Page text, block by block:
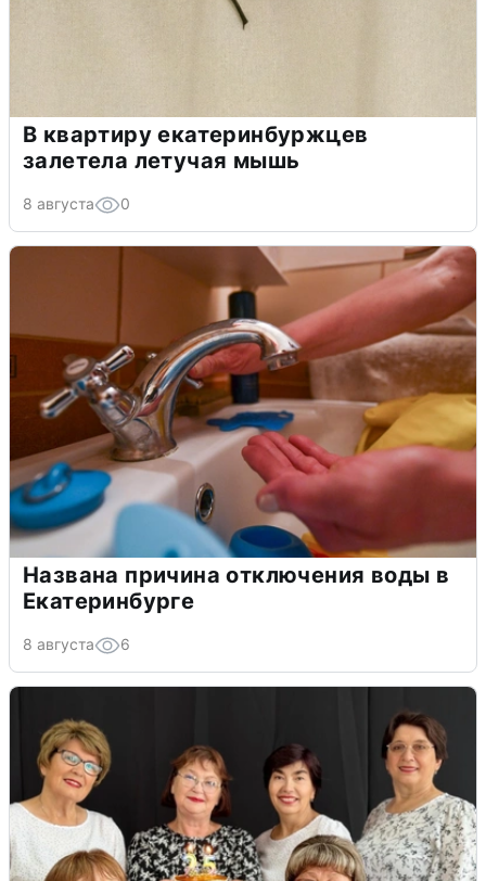
В квартиру екатеринбуржцев
залетела летучая мышь
8 августа 0
Названа причина отключения воды в
Екатеринбурге
8 августа 6